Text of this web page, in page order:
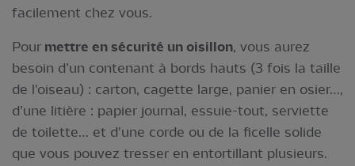
facilement chez vous.
Pour mettre en sécurité un oisillon, vous aurez
besoin d’un contenant à bords hauts (3 fois la taille
de l'oiseau) : carton, cagette large, panier en osier…,
d’une litière : papier journal, essuie-tout, serviette
de toilette… et d'une corde ou de la ficelle solide
que vous pouvez tresser en entortillant plusieurs.